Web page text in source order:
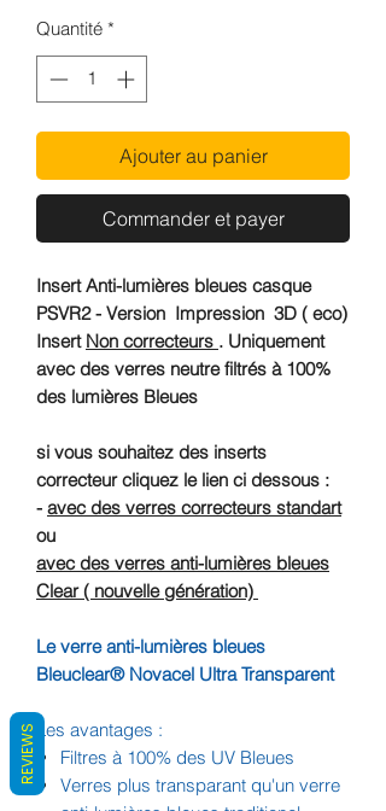
Quantité *
Ajouter au panier
Commander et payer
Insert Anti-lumières bleues casque
PSVR2 - Version Impression 3D ( eco)
Insert Non correcteurs . Uniquement
avec des verres neutre filtrés à 100%
des lumières Bleues
si vous souhaitez des inserts
correcteur cliquez le lien ci dessous :
- avec des verres correcteurs standart
ou
avec des verres anti-lumières bleues
Clear ( nouvelle génération)
Le verre anti-lumières bleues
Bleuclear® Novacel Ultra Transparent
Les avantages :
Filtres à 100% des UV Bleues
Verres plus transparant qu'un verre
REVIEWS